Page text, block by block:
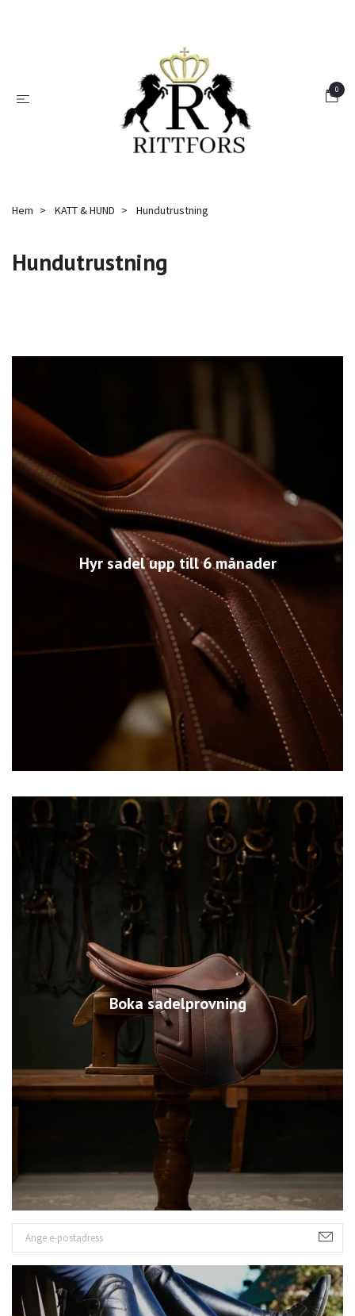
0
Hyr sadel upp till 6 månader
Boka sadelprovning
Hem KATT & HUND Hundutrustning
Hundutrustning